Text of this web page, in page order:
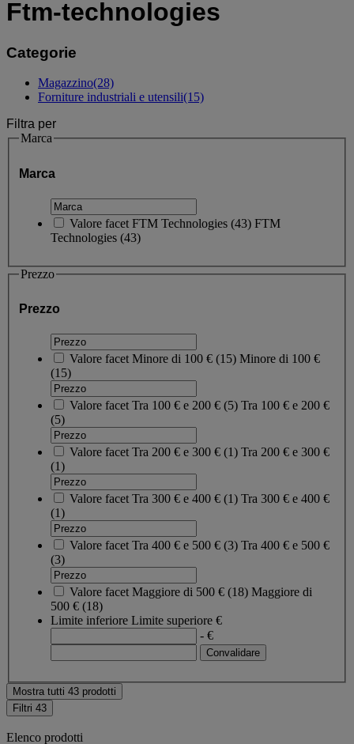
Ftm-technologies
Categorie
Magazzino(28)
Forniture industriali e utensili(15)
Filtra per
Marca
Marca
Valore facet FTM Technologies (43) FTM
Technologies (43)
Prezzo
Prezzo
Valore facet Minore di 100 € (15) Minore di 100 €
(15)
Valore facet Tra 100 € e 200 € (5) Tra 100 € e 200 €
(5)
Valore facet Tra 200 € e 300 € (1) Tra 200 € e 300 €
(1)
Valore facet Tra 300 € e 400 € (1) Tra 300 € e 400 €
(1)
Valore facet Tra 400 € e 500 € (3) Tra 400 € e 500 €
(3)
Valore facet Maggiore di 500 € (18) Maggiore di
500 € (18)
Limite inferiore Limite superiore €
- €
Mostra tutti 43 prodotti
Filtri 43
Elenco prodotti